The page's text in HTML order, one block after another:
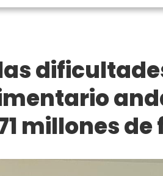
millones